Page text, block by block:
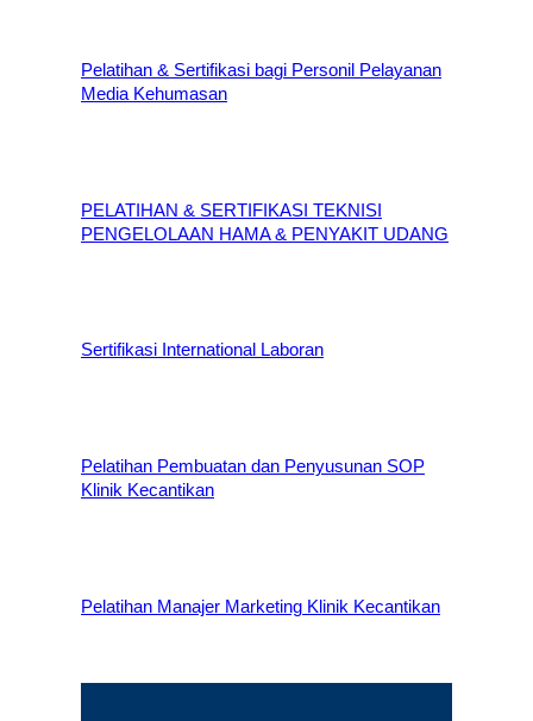
Pelatihan & Sertifikasi bagi Personil Pelayanan
Media Kehumasan
PELATIHAN & SERTIFIKASI TEKNISI
PENGELOLAAN HAMA & PENYAKIT UDANG
Sertifikasi International Laboran
Pelatihan Pembuatan dan Penyusunan SOP
Klinik Kecantikan
Pelatihan Manajer Marketing Klinik Kecantikan